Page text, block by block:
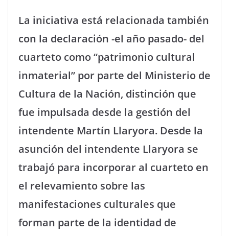
La iniciativa está relacionada también
con la declaración -el año pasado- del
cuarteto como “patrimonio cultural
inmaterial” por parte del Ministerio de
Cultura de la Nación, distinción que
fue impulsada desde la gestión del
intendente Martín Llaryora. Desde la
asunción del intendente Llaryora se
trabajó para incorporar al cuarteto en
el relevamiento sobre las
manifestaciones culturales que
forman parte de la identidad de